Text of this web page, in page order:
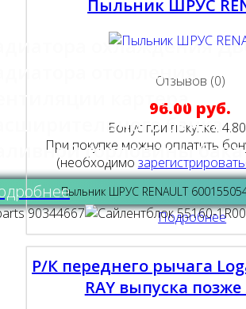
охлаждения
отопления
картера
бачка
горловины бака
Пыльник ШРУС
Отзывов (0)
96.00 руб.
Бонус при покупке:
При покупке можно оплатить
(необходимо
Пыльник ШРУС RENAULT
Подробнее
Р/К переднего рычага
RAY выпуска позже